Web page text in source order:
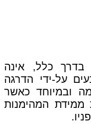
כלל, אינה
על-ידי הדרגה
ובמיוחד כאשר
ממידת המהימנות
.